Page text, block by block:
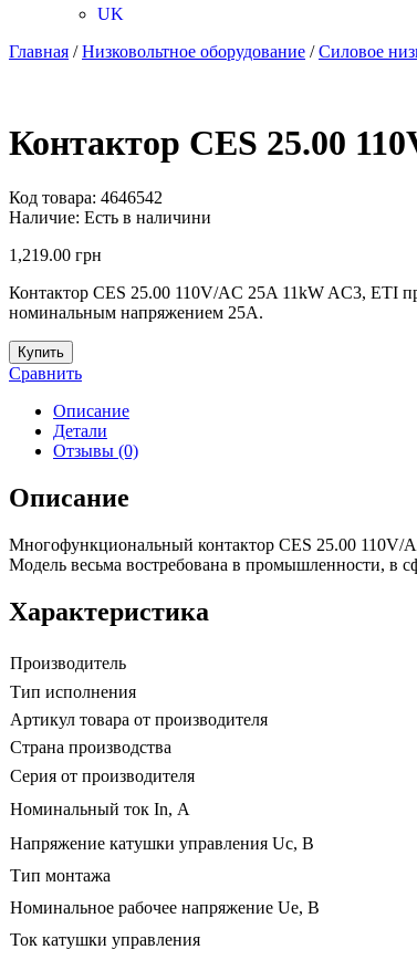
UK
Главная /Низковольтное оборудование /Силовое
Контактор CES 25.00
Код товара: 4646542
Наличие: Есть в наличини
1,219.00 грн
Контактор CES 25.00 110V/AC 25A 11kW AC3, ETI
номинальным напряжением 25А.
Купить
Сравнить
Описание
Детали
Отзывы (0)
Описание
Многофункциональный контактор CES 25.00 110V/
Модель весьма востребована в промышленности, в
Характеристика
Производитель
Тип исполнения
Артикул товара от производителя
Страна производства
Серия от производителя
Номинальный ток In, А
Напряжение катушки управления Uc, В
Тип монтажа
Номинальное рабочее напряжение Ue, В
Ток катушки управления